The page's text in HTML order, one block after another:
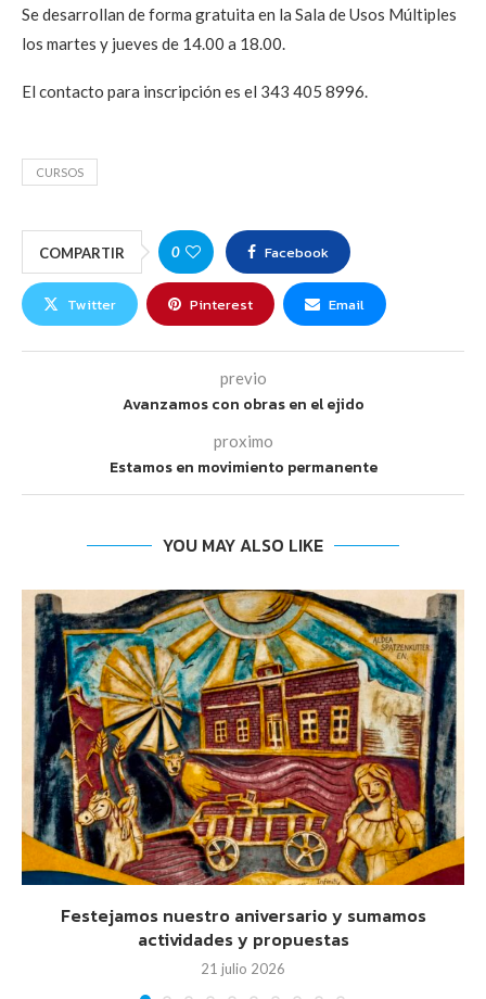
Se desarrollan de forma gratuita en la Sala de Usos Múltiples
los martes y jueves de 14.00 a 18.00.
El contacto para inscripción es el 343 405 8996.
CURSOS
COMPARTIR 0 Facebook
Twitter Pinterest Email
previo
Avanzamos con obras en el ejido
proximo
Estamos en movimiento permanente
YOU MAY ALSO LIKE
Festejamos nuestro aniversario y sumamos
actividades y propuestas
21 julio 2026